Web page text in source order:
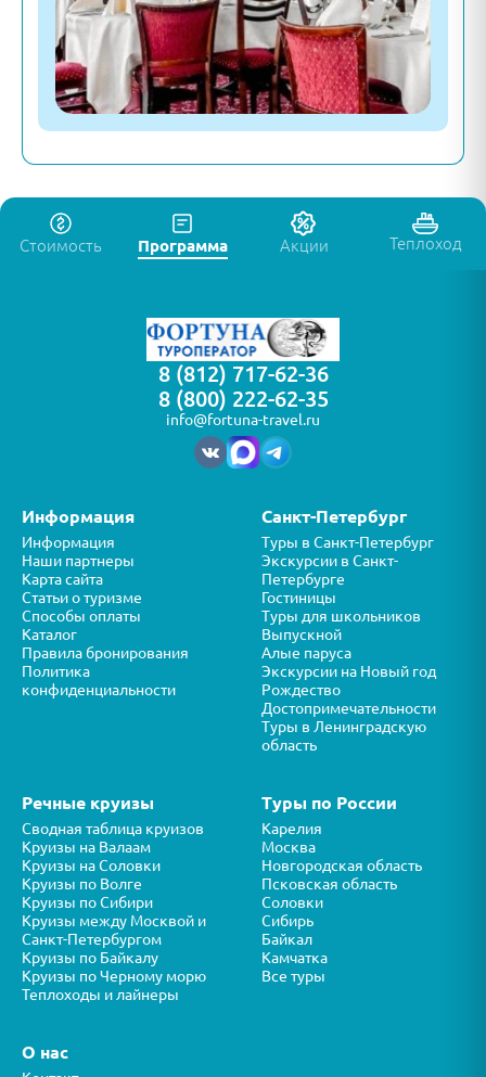
Стоимость Программа Акции Теплоход
8 (812) 717-62-36
8 (800) 222-62-35
info@fortuna-travel.ru
Информация
Информация
Наши партнеры
Карта сайта
Статьи о туризме
Способы оплаты
Каталог
Правила бронирования
Политика
конфиденциальности
Санкт-Петербург
Туры в Санкт-Петербург
Экскурсии в Санкт-
Петербурге
Гостиницы
Туры для школьников
Выпускной
Алые паруса
Экскурсии на Новый год
Рождество
Достопримечательности
Туры в Ленинградскую
область
Речные круизы
Сводная таблица круизов
Круизы на Валаам
Круизы на Соловки
Круизы по Волге
Круизы по Сибири
Круизы между Москвой и
Санкт-Петербургом
Круизы по Байкалу
Круизы по Черному морю
Теплоходы и лайнеры
Туры по России
Карелия
Москва
Новгородская область
Псковская область
Соловки
Сибирь
Байкал
Камчатка
Все туры
О нас